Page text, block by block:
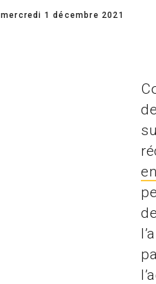
mercredi 1 décembre 2021